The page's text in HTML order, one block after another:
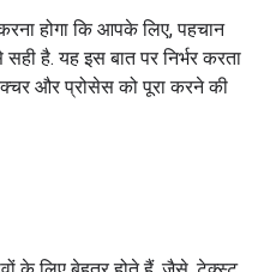
होगा कि आपके लिए, पहचान
है. यह इस बात पर निर्भर करता
और प्रोसेस को पूरा करने की